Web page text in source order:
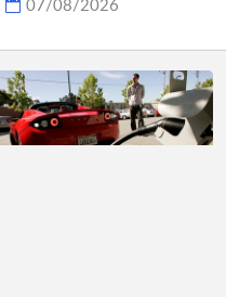
07/08/2026